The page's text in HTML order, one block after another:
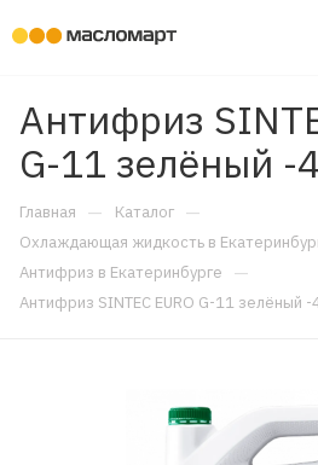
Антифриз
G-11 зелёный -
Главная — Каталог —
Охлаждающая жидкость в
Антифриз в Екатеринбурге —
Антифриз SINTEC EURO G-11 зелёный -